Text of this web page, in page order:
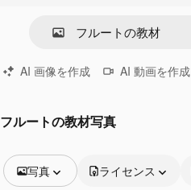
AI 画像を作成 AI 動画を作成
フルートの教材写真
写真 ライセンス